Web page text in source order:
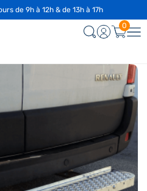
de 9h à 12h & de 13h à 17h
29 75 94
0